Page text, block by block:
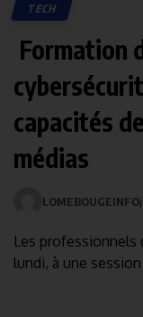
TECH
Formation
capacités
médias
LOMEBOUGEINFO
Les professionnels
lundi, à une